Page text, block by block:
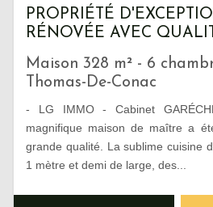
PROPRIÉTÉ
RÉNOVÉE AVEC
Maison 328 m² - 6
Thomas-De-Conac
- LG IMMO - Cabinet
magnifique maison de maître a
grande qualité. La sublime cuisine
1 mètre et demi de large, des...